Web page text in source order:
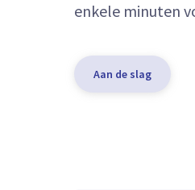
enkele minuten
Aan de slag